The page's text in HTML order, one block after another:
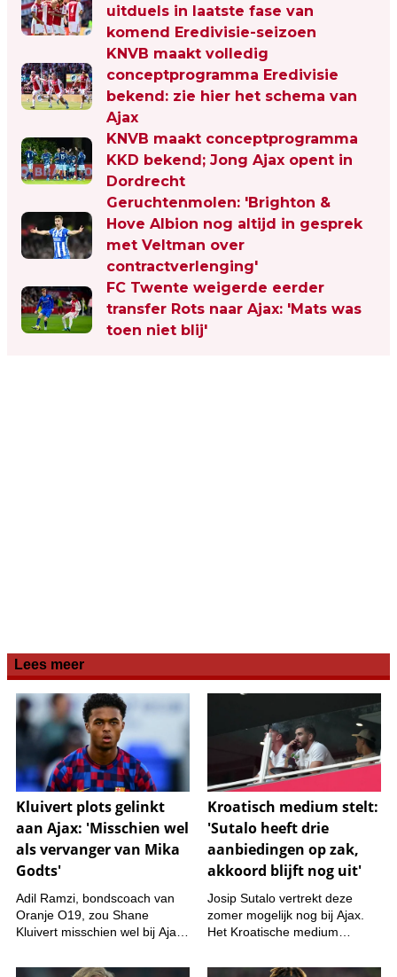
uitduels in laatste fase van
komend Eredivisie-seizoen
KNVB maakt volledig
conceptprogramma Eredivisie
bekend: zie hier het schema van
Ajax
KNVB maakt conceptprogramma
KKD bekend; Jong Ajax opent in
Dordrecht
Geruchtenmolen: 'Brighton &
Hove Albion nog altijd in gesprek
met Veltman over
contractverlenging'
FC Twente weigerde eerder
transfer Rots naar Ajax: 'Mats was
toen niet blij'